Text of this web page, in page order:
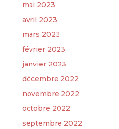
mai 2023
avril 2023
mars 2023
février 2023
janvier 2023
décembre 2022
novembre 2022
octobre 2022
septembre 2022